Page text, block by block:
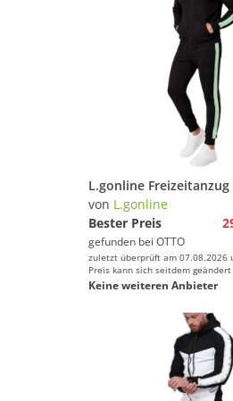
von L.gonline
Bester Preis
gefunden bei OTTO
zuletzt überprüft am 07.08.2026
Preis kann sich seitdem geändert
Keine weiteren Anbieter